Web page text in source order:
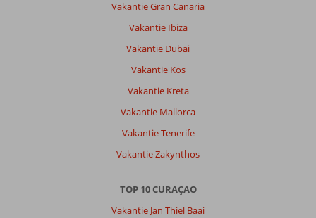
Vakantie Gran Canaria
Vakantie Ibiza
Vakantie Dubai
Vakantie Kos
Vakantie Kreta
Vakantie Mallorca
Vakantie Tenerife
Vakantie Zakynthos
TOP 10 CURAÇAO
Vakantie Jan Thiel Baai